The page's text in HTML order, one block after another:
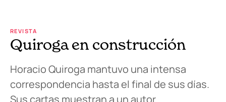
REVISTA
Quiroga en construcción
Horacio Quiroga mantuvo una intensa
correspondencia hasta el final de sus días.